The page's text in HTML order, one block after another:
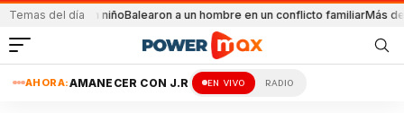
Temas del día
un niñoBalearon a un hombre en un conflicto familiarMás del 95% de los
AHORA:AMANECER CON J.R EN VIVO RADIO